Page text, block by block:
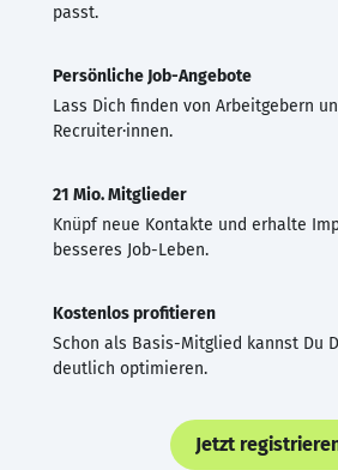
passt.
Persönliche Job-Angebote
Lass Dich finden von Arbeitgebern
Recruiter·innen.
21 Mio. Mitglieder
Knüpf neue Kontakte und erhalte
besseres Job-Leben.
Kostenlos profitieren
Schon als Basis-Mitglied kannst Du
deutlich optimieren.
Jetzt